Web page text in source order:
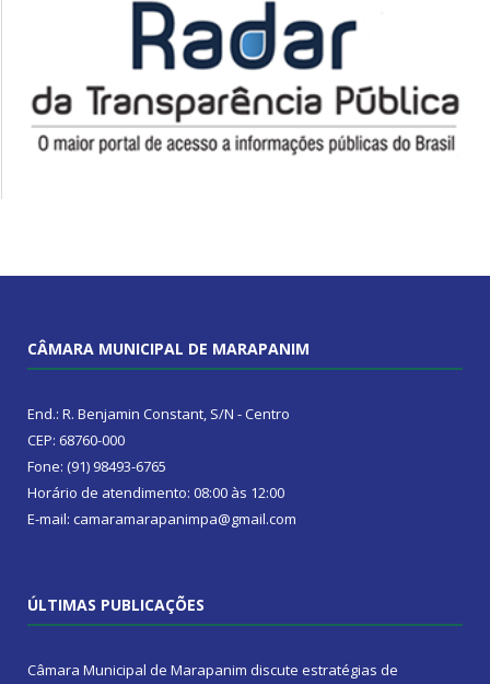
CÂMARA MUNICIPAL DE MARAPANIM
End.: R. Benjamin Constant, S/N - Centro
CEP: 68760-000
Fone: (91) 98493-6765
Horário de atendimento: 08:00 às 12:00
E-mail: camaramarapanimpa@gmail.com
ÚLTIMAS PUBLICAÇÕES
Câmara Municipal de Marapanim discute estratégias de